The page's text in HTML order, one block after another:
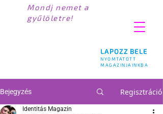
LAPOZZ BELE
NYOMTATOTT
MAGAZINJAINKBA
Mondj nemet a
gyűlöletre!
Bejegyzés Regisztráció
Identitás Magazin